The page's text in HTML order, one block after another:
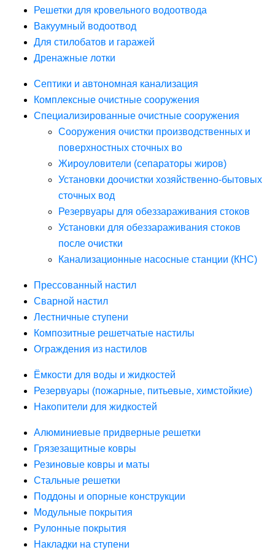
Решетки для кровельного водоотвода
Вакуумный водоотвод
Для стилобатов и гаражей
Дренажные лотки
Септики и автономная канализация
Комплексные очистные сооружения
Специализированные очистные сооружения
Сооружения очистки производственных и
поверхностных сточных во
Жироуловители (сепараторы жиров)
Установки доочистки хозяйственно-бытовых
сточных вод
Резервуары для обеззараживания стоков
Установки для обеззараживания стоков
после очистки
Канализационные насосные станции (КНС)
Прессованный настил
Сварной настил
Лестничные ступени
Композитные решетчатые настилы
Ограждения из настилов
Ёмкости для воды и жидкостей
Резервуары (пожарные, питьевые, химстойкие)
Накопители для жидкостей
Алюминиевые придверные решетки
Грязезащитные ковры
Резиновые ковры и маты
Стальные решетки
Поддоны и опорные конструкции
Модульные покрытия
Рулонные покрытия
Накладки на ступени